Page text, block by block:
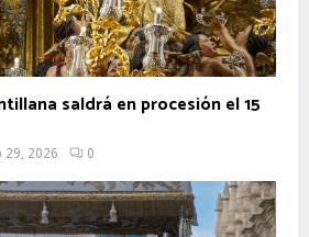
saldrá en procesión el 15
29, 2026 0